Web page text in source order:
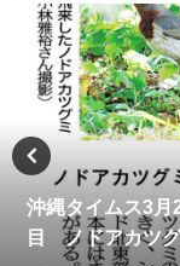
再放送のお知ら
～ NHK BS４K